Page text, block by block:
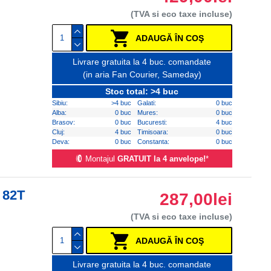
(TVA si eco taxe incluse)
ADAUGĂ ÎN COŞ
Livrare gratuita la 4 buc. comandate
(in aria Fan Courier, Sameday)
Stoc total: >4 buc
Sibiu: >4 buc Galati:
0 buc
Alba:
0 buc Mures:
0 buc
Brasov:
0 buc Bucuresti:
4 buc
Cluj:
4 buc Timisoara:
0 buc
Deva:
0 buc Constanta: 0 buc
MontajulGRATUIT la 4 anvelope!*
287,00lei
(TVA si eco taxe incluse)
ADAUGĂ ÎN COŞ
Livrare gratuita la 4 buc. comandate